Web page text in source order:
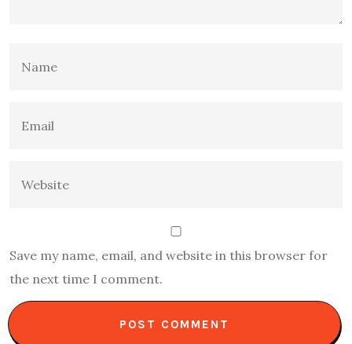
Save my name, email, and website in this browser for
the next time I comment.